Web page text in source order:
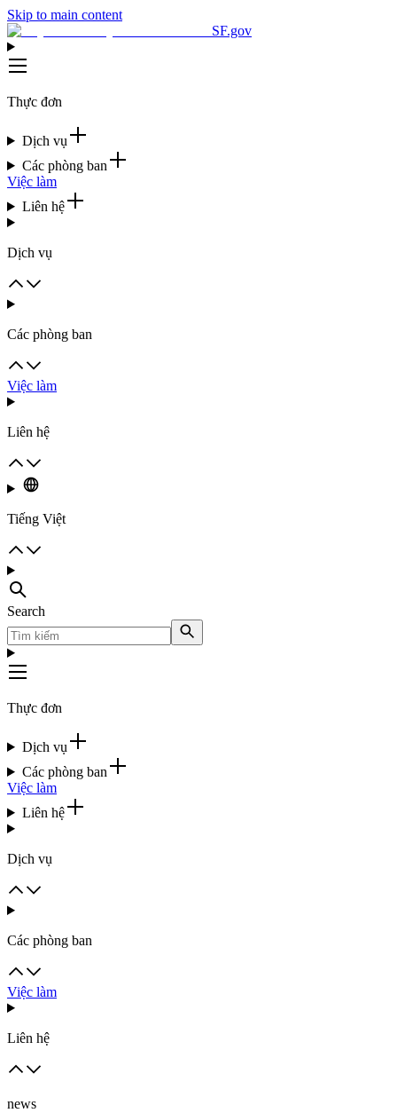
Skip to main content
SF.gov
Thực đơn
Dịch vụ
Các phòng ban
Việc làm
Liên hệ
Dịch vụ
Các phòng ban
Việc làm
Liên hệ
Tiếng Việt
Search
Thực đơn
Dịch vụ
Các phòng ban
Việc làm
Liên hệ
Dịch vụ
Các phòng ban
Việc làm
Liên hệ
news